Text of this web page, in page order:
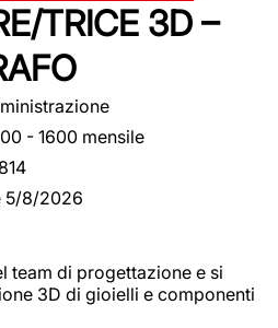
TRICE 3D –
- 1600 mensile
5/8/2026
team di progettazione e si
3D di gioielli e componenti